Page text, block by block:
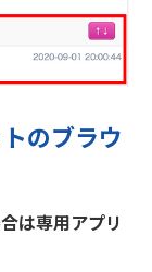
のブラウ
は専用アプリ